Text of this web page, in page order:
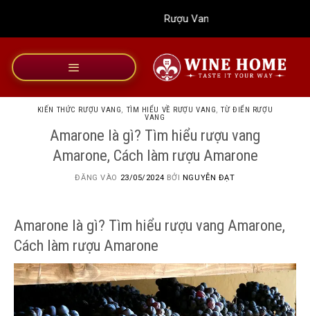
dung
Rượu Vang Wine Home
KIẾN THỨC RƯỢU VANG, TÌM HIỂU VỀ RƯỢU VANG,TỪ ĐIỂN RƯỢU
VANG
Amarone là gì? Tìm hiểu rượu vang
Amarone, Cách làm rượu Amarone
ĐĂNG VÀO 23/05/2024 BỞI NGUYỄN ĐẠT
Amarone là gì? Tìm hiểu rượu vang Amarone,
Cách làm rượu Amarone